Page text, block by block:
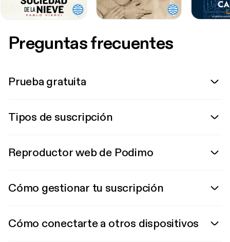
Preguntas frecuentes
Prueba gratuita
Tipos de suscripción
Reproductor web de Podimo
Cómo gestionar tu suscripción
Cómo conectarte a otros dispositivos